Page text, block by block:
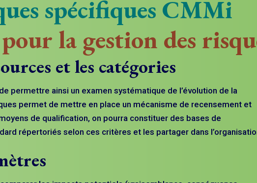
spécifiques CMMi
la gestion des
et les catégories
permettre ainsi un examen systématique de l’évolution de la
permet de mettre en place un mécanisme de recensement et
de qualification, on pourra constituer des bases de
répertoriés selon ces critères et les partager dans